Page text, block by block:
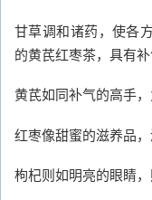
甘草调和诸药，使各
的黄芪红枣茶，具有
黄芪如同补气的高手
红枣像甜蜜的滋养品，
枸杞则如明亮的眼睛，